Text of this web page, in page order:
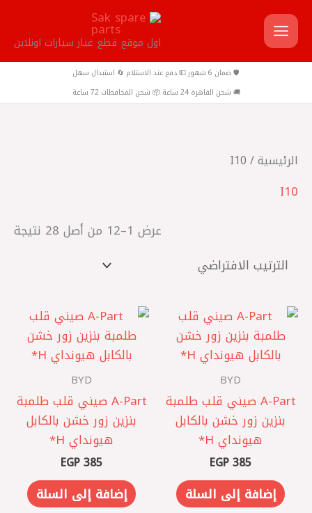
تخطي
إلى
المحتوى
اول موقع قطع غيار سيارات اونلاين
🛡️ ضمان 6 شهور 💵 دفع عند الاستلام 🔄 استبدال سهل
🚚 شحن القاهرة 24 ساعة 📦 شحن المحافظات 72 ساعة
الرئيسية/ I10
I10
عرض 1–12 من أصل 28 نتيجة
BYD
A-Part صيني ‎قلب طلمبة
بنزين زور خشن بالكابل
هيونداي H*
EGP385
إضافة إلى السلة
BYD
A-Part صيني ‎قلب طلمبة
بنزين زور خشن بالكابل
هيونداي H*
EGP385
إضافة إلى السلة